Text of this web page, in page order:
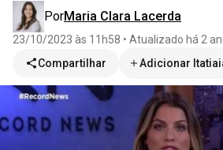
PorMaria Clara Lacerda
23/10/2023 às 11h58 • Atualizado há 2
Compartilhar
Adicionar